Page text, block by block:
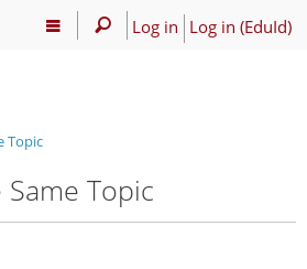
Log in Log in (EduId)
Topic
Topic